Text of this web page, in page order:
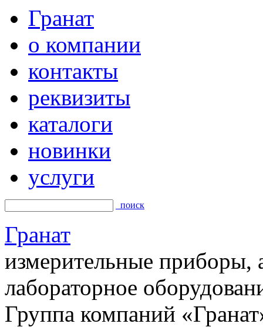
Гранат
о компании
контакты
реквизиты
каталоги
новинки
услуги
поиск
Гранат
измерительные приборы,
лабораторное
Группа компаний